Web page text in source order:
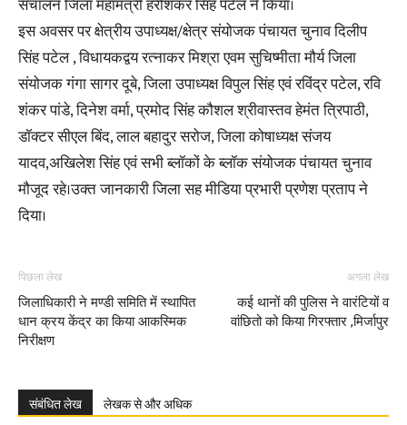
संचालन जिला महामंत्री हरीशंकर सिंह पटेल ने किया।
इस अवसर पर क्षेत्रीय उपाध्यक्ष/क्षेत्र संयोजक पंचायत चुनाव दिलीप
सिंह पटेल , विधायकद्वय रत्नाकर मिश्रा एवम सुचिष्मीता मौर्य जिला
संयोजक गंगा सागर दूबे, जिला उपाध्यक्ष विपुल सिंह एवं रविंद्र पटेल, रवि
शंकर पांडे, दिनेश वर्मा, प्रमोद सिंह कौशल श्रीवास्तव हेमंत त्रिपाठी,
डॉक्टर सीएल बिंद, लाल बहादुर सरोज, जिला कोषाध्यक्ष संजय
यादव,अखिलेश सिंह एवं सभी ब्लॉकों के ब्लॉक संयोजक पंचायत चुनाव
मौजूद रहे।उक्त जानकारी जिला सह मीडिया प्रभारी प्रणेश प्रताप ने
दिया।
पिछला लेख
जिलाधिकारी ने मण्डी समिति में स्थापित
धान क्रय केंद्र का किया आकस्मिक
निरीक्षण
अगला लेख
कई थानों की पुलिस ने वारंटियों व
वांछितो को किया गिरफ्तार ,मिर्जापुर
संबंधित लेख लेखक से और अधिक